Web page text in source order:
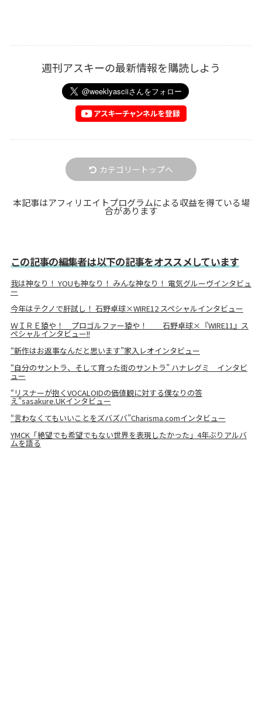
週刊アスキーの最新情報を購読しよう
カテゴリートップへ
本記事はアフィリエイトプログラムによる収益を得ている場
合があります
この記事の編集者は以下の記事をオススメしています
我は神なり！ YOUも神なり！ みんな神なり！ 電気グルーヴインタビュ
ー
今年はテクノで肝試し！ 石野卓球×WIRE12 スペシャルインタビュー
ＷＩＲＥ猿や！ プロゴルファー猿や！ 石野卓球×『WIRE11』ス
ペシャルインタビュー!!
“新作はお返事なんだと思います”家入レオインタビュー
“自分のサントラ、そして育った街のサントラ” ハナレグミ インタビ
ュー
“リスナーが抱くVOCALOIDの価値観に対する僕なりの答
え”sasakure.UKインタビュー
“言わなくてもいいことをズバズバ”Charisma.comインタビュー
YMCK「絶望でも希望でもない世界を表現したかった」4年ぶりアルバ
ムを語る